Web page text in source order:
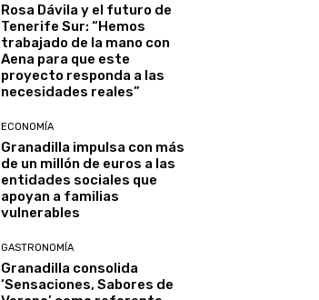
Rosa Dávila y el futuro de
Tenerife Sur: “Hemos
trabajado de la mano con
Aena para que este
proyecto responda a las
necesidades reales”
ECONOMÍA
Granadilla impulsa con más
de un millón de euros a las
entidades sociales que
apoyan a familias
vulnerables
GASTRONOMÍA
Granadilla consolida
‘Sensaciones, Sabores de